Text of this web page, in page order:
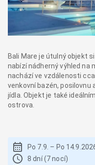
Bali Mare je útulný objekt
nabízí nádherný výhled na
nachází ve vzdálenosti
venkovní bazén,
jídla. Objekt je také
ostrova.
Po 7.9. – Po
8 dní (7 nocí)